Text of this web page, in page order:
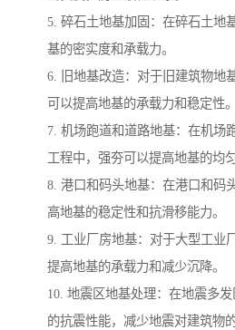
5. 碎石土地基加固：在碎石土地
基的密实度和承载力。
6. 旧地基改造：对于旧建筑物地
可以提高地基的承载力和稳定性。
7. 机场跑道和道路地基：在机场
工程中，强夯可以提高地基的均
8. 港口和码头地基：在港口和码
高地基的稳定性和抗滑移能力。
9. 工业厂房地基：对于大型工业
提高地基的承载力和减少沉降。
10. 地震区地基处理：在地震多
的抗震性能，减少地震对建筑物的